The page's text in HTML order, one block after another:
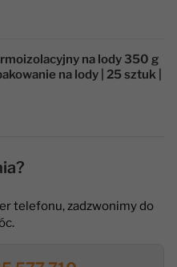
na lody 350 g
na lody | 25 sztuk |
telefonu, zadzwonimy do